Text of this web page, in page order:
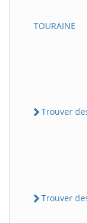
TOURAINE
Trouver
Trouver